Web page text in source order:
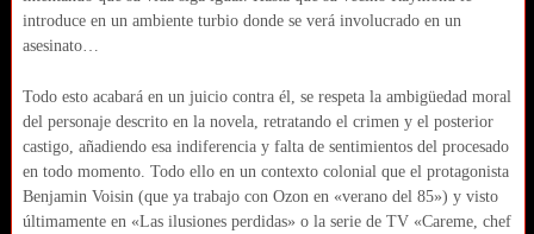
introduce en un ambiente turbio donde se verá involucrado en un
asesinato…
Todo esto acabará en un juicio contra él, se respeta la ambigüedad moral
del personaje descrito en la novela, retratando el crimen y el posterior
castigo, añadiendo esa indiferencia y falta de sentimientos del procesado
en todo momento. Todo ello en un contexto colonial que el protagonista
Benjamin Voisin (que ya trabajo con Ozon en «verano del 85») y visto
últimamente en «Las ilusiones perdidas» o la serie de TV «Careme, chef